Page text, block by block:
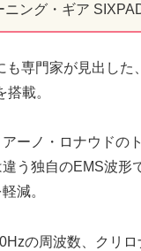
ニング・ギア
も専門家が見出した
載。
ーノ・ロナウドの
う独自のEMS波形
減。
の周波数、クリ